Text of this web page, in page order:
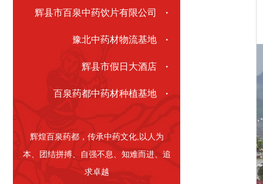
辉县市百泉中药饮片有限公司 ·
豫北中药材物流基地 ·
辉县市假日大酒店 ·
百泉药都中药材种植基地 ·
辉煌百泉药都，传承中药文化,以人为
本、团结拼搏、自强不息、知难而进、追
求卓越